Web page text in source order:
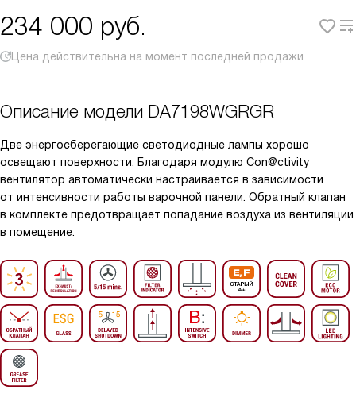
234 000 руб.
Цена действительна на момент последней продажи
Описание модели DA7198WGRGR
Две энергосберегающие светодиодные лампы хорошо
освещают поверхности. Благодаря модулю Con@ctivity
вентилятор автоматически настраивается в зависимости
от интенсивности работы варочной панели. Обратный клапан
в комплекте предотвращает попадание воздуха из вентиляции
в помещение.